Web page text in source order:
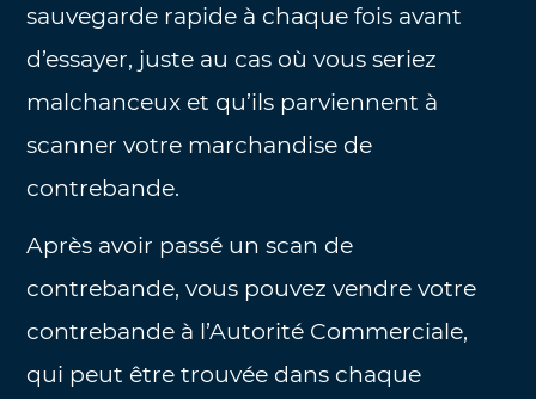
sauvegarde rapide à chaque fois avant
d’essayer, juste au cas où vous seriez
malchanceux et qu’ils parviennent à
scanner votre marchandise de
contrebande.
Après avoir passé un scan de
contrebande, vous pouvez vendre votre
contrebande à l’Autorité Commerciale,
qui peut être trouvée dans chaque